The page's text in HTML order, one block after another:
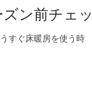
ン前チェ
すぐ床暖房を使う時